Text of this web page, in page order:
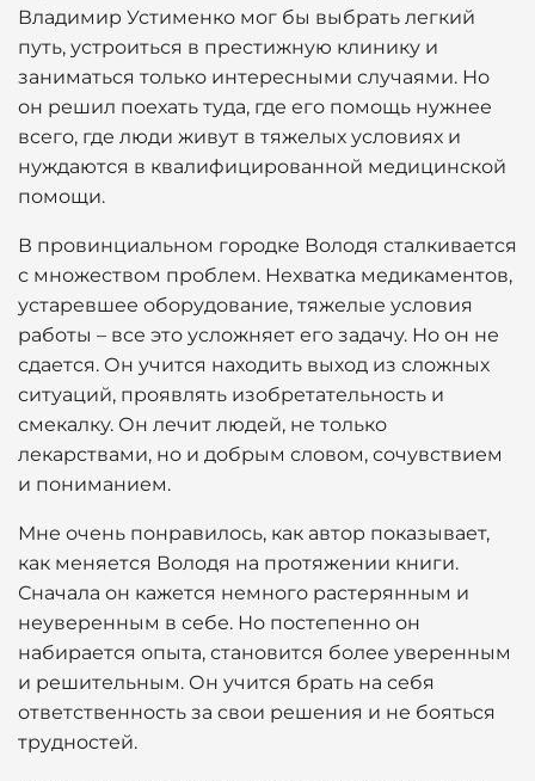
Владимир Устименко мог бы выбрать легкий
путь, устроиться в престижную клинику и
заниматься только интересными случаями. Но
он решил поехать туда, где его помощь нужнее
всего, где люди живут в тяжелых условиях и
нуждаются в квалифицированной медицинской
помощи.
В провинциальном городке Володя сталкивается
с множеством проблем. Нехватка медикаментов,
устаревшее оборудование, тяжелые условия
работы – все это усложняет его задачу. Но он не
сдается. Он учится находить выход из сложных
ситуаций, проявлять изобретательность и
смекалку. Он лечит людей, не только
лекарствами, но и добрым словом, сочувствием
и пониманием.
Мне очень понравилось, как автор показывает,
как меняется Володя на протяжении книги.
Сначала он кажется немного растерянным и
неуверенным в себе. Но постепенно он
набирается опыта, становится более уверенным
и решительным. Он учится брать на себя
ответственность за свои решения и не бояться
трудностей.